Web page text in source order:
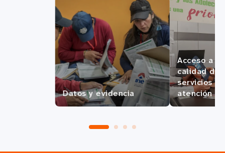
Datos y evidencia
Acceso a
calidad de
servicios
atención